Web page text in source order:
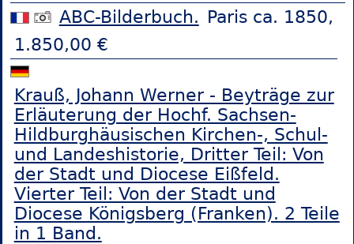
ABC-Bilderbuch. Paris ca. 1850,
1.850,00 €
Krauß, Johann Werner - Beyträge zur
Erläuterung der Hochf. Sachsen-
Hildburghäusischen Kirchen-, Schul-
und Landeshistorie, Dritter Teil: Von
der Stadt und Diocese Eißfeld.
Vierter Teil: Von der Stadt und
Diocese Königsberg (Franken). 2 Teile
in 1 Band.